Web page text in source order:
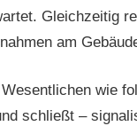
Gleichzeitig
am
wie
schließt –